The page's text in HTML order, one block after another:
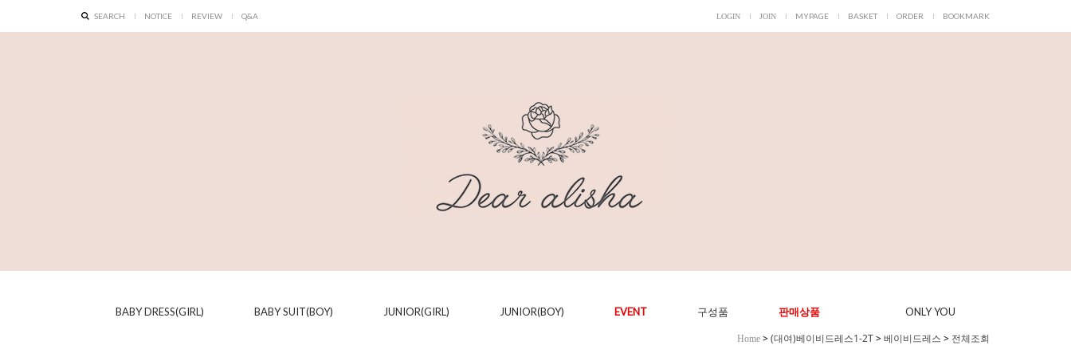
SEARCH NOTICE REVIEW Q&A LOGIN JOIN MYPAGE BASKET ORDER BOOKMARK
BABY DRESS(GIRL) BABY SUIT(BOY) JUNIOR(GIRL) JUNIOR(BOY) EVENT 구성품 판매상품 ONLY YOU
Home >(대여)베이비드레스1-2T>베이비드레스 > 전체조회